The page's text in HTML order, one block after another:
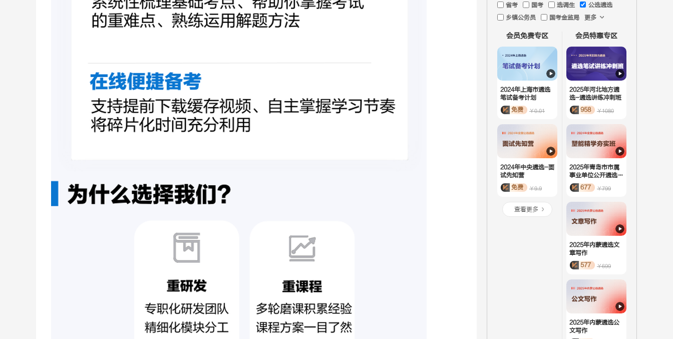
省考 国考 选调生
公选遴选
乡镇公务员
国考金监局 更多
会员免费专区
2024年上海市遴选
笔试备考计划
免费
￥0.01
2024年中央遴选-面
试先知营
免费
￥9.9
查看更多
会员特惠专区
2025年河北地方遴
选-遴选讲练冲刺班
958
￥1080
2025年青岛市市属
事业单位公开遴选-
塑能精学夯实班
677 ￥799
2025年内蒙遴选文
章写作
577
￥699
2025年内蒙遴选公
文写作